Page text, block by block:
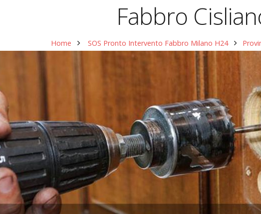
Fabbro
Home SOS Pronto Intervento Fabbro Milano H24